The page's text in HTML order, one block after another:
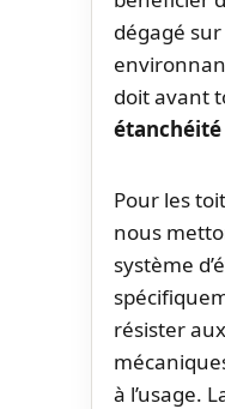
dégagé
doit avant
Pour les
nous
système
résister
à l’usage.